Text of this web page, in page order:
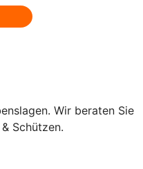
Wir beraten Sie
Schützen.